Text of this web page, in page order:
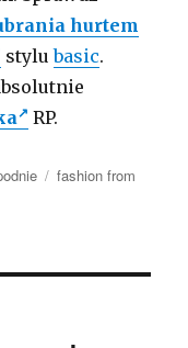
hurtem
stylubasic.
RP.
Tagi
fashion from